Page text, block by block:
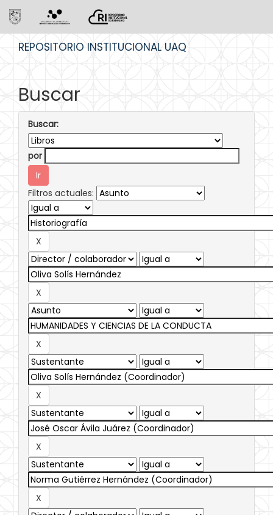
REPOSITORIO INSTITUCIONAL UAQ
Buscar
Buscar:
por
Filtros actuales: